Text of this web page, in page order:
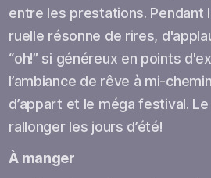
entre les prestations. Pendant
ruelle résonne de rires,
“oh!” si généreux en points
l’ambiance de rêve à mi-
d’appart et le méga festival. Le
rallonger les jours d’été!
À manger